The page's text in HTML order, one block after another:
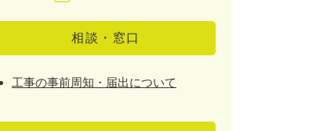
相談・窓口
工事の事前周知・届出について